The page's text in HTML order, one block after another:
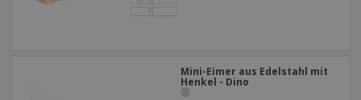
Mini-Eimer aus Edelstahl mit
Henkel - Dino